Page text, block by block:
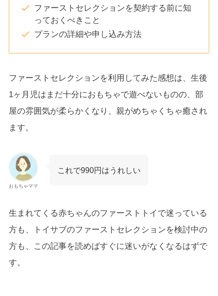
ファーストセレクションを契約する前に知
っておくべきこと
プランの詳細や申し込み方法
ファーストセレクションを利用してみた感想は、生後
1ヶ月児はまだ十分におもちゃで遊べないものの、部
屋の雰囲気が柔らかくなり、親がめちゃくちゃ癒され
ます。
おもちゃママ
これで990円はうれしい
生まれてくる赤ちゃんのファーストトイで迷っている
方も、トイサブのファーストセレクションを検討中の
方も、この記事を読めばすぐに迷いがなくなるはずで
す。